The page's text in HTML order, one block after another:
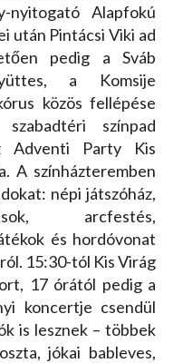
nyitogató Alapfokú
után Pintácsi Viki ad
pedig a Sváb
a Komsije
közös fellépése
színpad
Adventi Party Kis
A színházteremben
népi játszóház,
arcfestés,
és hordóvonat
15:30-tól Kis Virág
17 órától pedig a
koncertje csendül
is lesznek – többek
jókai bableves,